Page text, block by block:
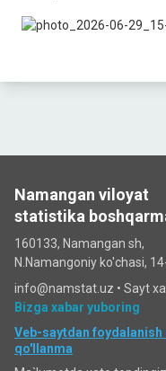
Namangan viloyat
statistika
160133, Namangan sh,
N.Namangoniy ko'chasi,
info@namstat.uz • Sayt
Bizga xabar yuboring
Veb-saytdan foydalanish
qo'llanma